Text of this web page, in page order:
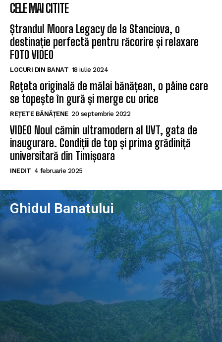
CELE MAI CITITE
Ștrandul Moora Legacy de la Stanciova, o
destinație perfectă pentru răcorire și relaxare
FOTO VIDEO
LOCURI DIN BANAT 18 iulie 2024
Rețeta originală de mălai bănățean, o pâine care
se topește în gură și merge cu orice
REȚETE BĂNĂȚENE 20 septembrie 2022
VIDEO Noul cămin ultramodern al UVT, gata de
inaugurare. Condiții de top și prima grădiniță
universitară din Timișoara
INEDIT 4 februarie 2025
Ghidul Banatului